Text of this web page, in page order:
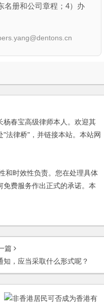
名册和公司章程；4）办
杨春宝高级律师本人。欢迎其
法律桥"，并链接本站。本站网
时效性负责。您在处理具体
费服务作出正式的承诺。本
篇
，应当采取什么形式呢？